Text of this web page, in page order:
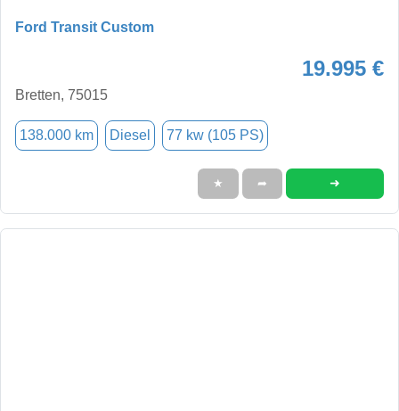
Ford Transit Custom
19.995 €
Bretten, 75015
138.000 km Diesel 77 kw (105 PS)
★ ➦ ➜